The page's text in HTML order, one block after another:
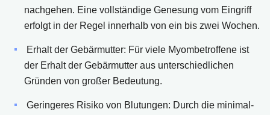
nachgehen. Eine vollständige Genesung vom Eingriff
erfolgt in der Regel innerhalb von ein bis zwei Wochen.
Erhalt der Gebärmutter: Für viele Myombetroffene ist
der Erhalt der Gebärmutter aus unterschiedlichen
Gründen von großer Bedeutung.
Geringeres Risiko von Blutungen: Durch die minimal-